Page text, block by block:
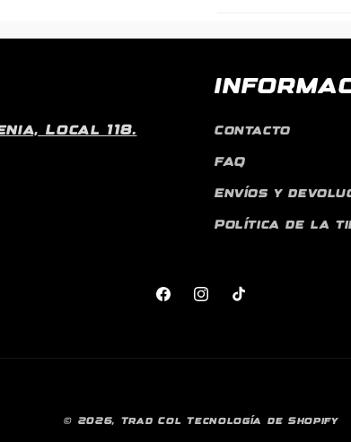
Local 118. Contacto
FAQ
Envíos y
Política de la
FacebookInstagram
TikTok
© 2026, Trad Col Tecnología de Shopify